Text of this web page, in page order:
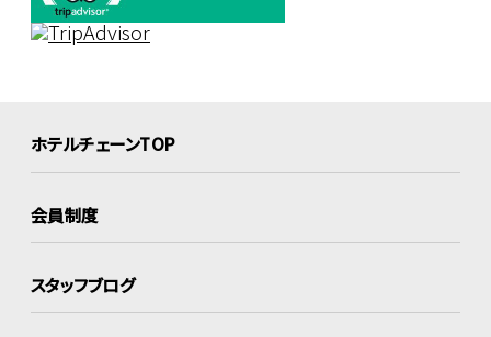
ホテルチェーンTOP
会員制度
スタッフブログ